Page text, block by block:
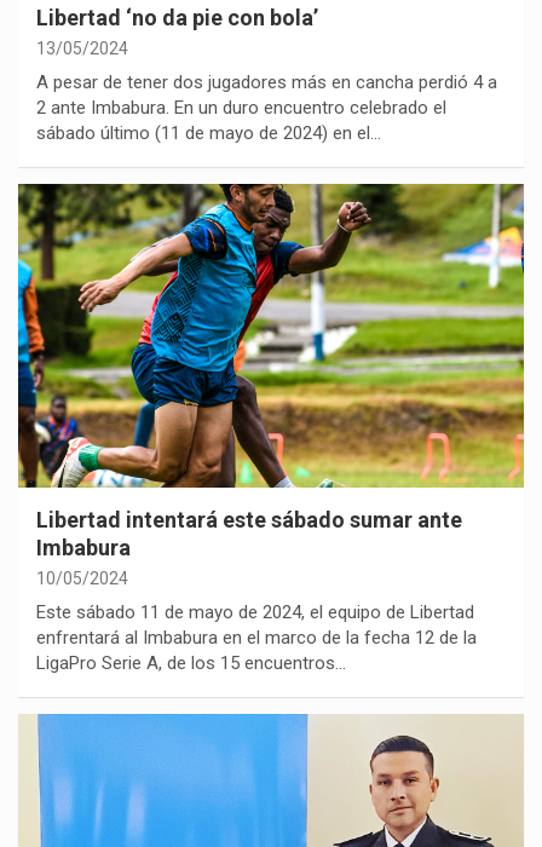
Libertad ‘no da pie con bola’
13/05/2024
A pesar de tener dos jugadores más en cancha perdió 4 a
2 ante Imbabura. En un duro encuentro celebrado el
sábado último (11 de mayo de 2024) en el…
Libertad intentará este sábado sumar ante
Imbabura
10/05/2024
Este sábado 11 de mayo de 2024, el equipo de Libertad
enfrentará al Imbabura en el marco de la fecha 12 de la
LigaPro Serie A, de los 15 encuentros…